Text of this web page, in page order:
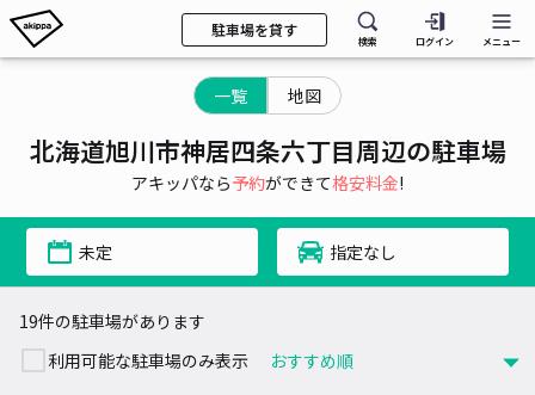
駐車場を貸す
検索 ログイン メニュー
一覧 地図
北海道旭川市神居四条六丁目周辺の駐車場
アキッパなら予約ができて格安料金!
未定 指定なし
19件の駐車場があります
利用可能な駐車場のみ表示